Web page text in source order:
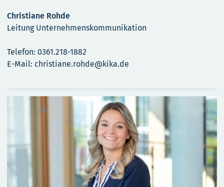
Christiane Rohde
Leitung Unternehmenskommunikation
Telefon: 0361.218-1882
E-Mail: christiane.rohde@kika.de